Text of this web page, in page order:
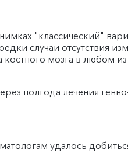
"классический"
случаи отсутствия
костного мозга в любом
полгода лечения
удалось